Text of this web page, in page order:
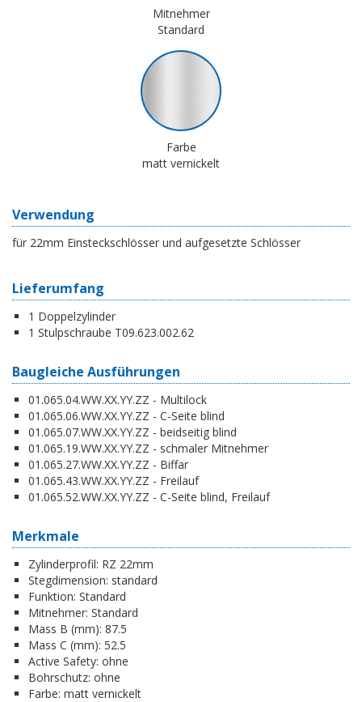
Mitnehmer
Standard
Farbe
matt vernickelt
Verwendung
für 22mm Einsteckschlösser und aufgesetzte Schlösser
Lieferumfang
1 Doppelzylinder
1 Stulpschraube T09.623.002.62
Baugleiche Ausführungen
01.065.04.WW.XX.YY.ZZ - Multilock
01.065.06.WW.XX.YY.ZZ - C-Seite blind
01.065.07.WW.XX.YY.ZZ - beidseitig blind
01.065.19.WW.XX.YY.ZZ - schmaler Mitnehmer
01.065.27.WW.XX.YY.ZZ - Biffar
01.065.43.WW.XX.YY.ZZ - Freilauf
01.065.52.WW.XX.YY.ZZ - C-Seite blind, Freilauf
Merkmale
Zylinderprofil: RZ 22mm
Stegdimension: standard
Funktion: Standard
Mitnehmer: Standard
Mass B (mm): 87.5
Mass C (mm): 52.5
Active Safety: ohne
Bohrschutz: ohne
Farbe: matt vernickelt